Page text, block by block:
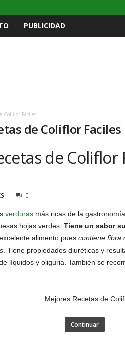
PUBLICIDAD
Coliflor Faciles
de Coliflor Faciles
de Coliflor
0
verdurasmás ricas de la
hojas verdes. Tiene un sabor
alimento pues contiene fibra
. Tiene propiedades diuréticas y
de líquidos y oliguria. También se
Continuar